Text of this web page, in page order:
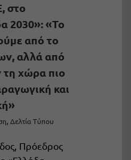
στο
2030»: «Το
από το
αλλά από
τη χώρα πιο
και
, Δελτία Τύπου
Πρόεδρος